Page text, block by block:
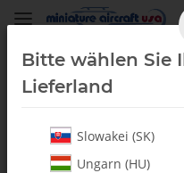
Ersatzteil Combos
Bitte wählen Sie
Lieferland
Slowakei (SK)
Ungarn (HU)